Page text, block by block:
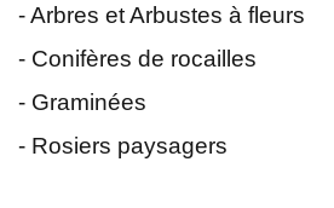
- Arbres et Arbustes à fleurs
- Conifères de rocailles
- Graminées
- Rosiers paysagers